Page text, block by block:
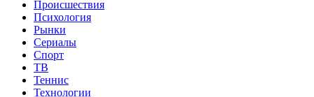
Происшествия
Психология
Рынки
Сериалы
Спорт
ТВ
Теннис
Технологии